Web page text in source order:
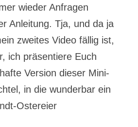
wieder Anfragen
Anleitung. Tja, und da ja
zweites Video fällig ist,
ich präsentiere Euch
Version dieser Mini-
in die wunderbar ein
Ostereier